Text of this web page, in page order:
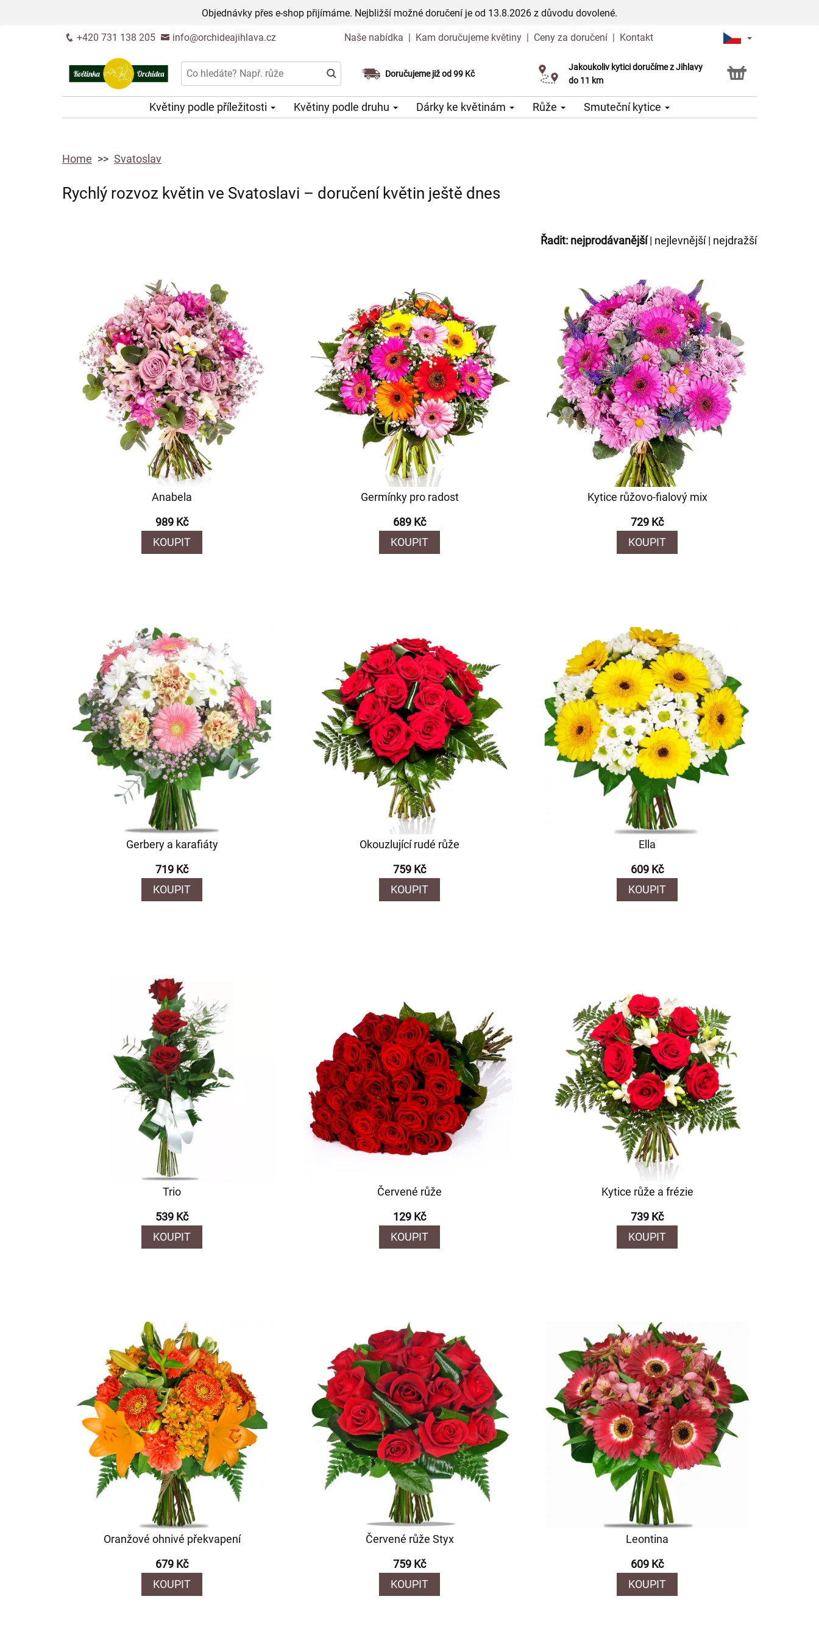
Objednávky přes e-shop přijímáme. Nejbližší možné doručení je od 13.8.2026 z důvodu dovolené.
+420 731 138 205 info@orchideajihlava.cz Naše nabídka | Kam doručujeme květiny | Ceny za doručení | Kontakt
Doručujeme již od 99 Kč
Možný výběr času a dne doručení
Jakoukoliv kytici doručíme z Jihlavy
do 11 km
Možnost vyzvednout v naší květince
Květiny podle příležitosti Květiny podle druhu Dárky ke květinám Růže Smuteční kytice
Home Svatoslav
Rychlý rozvoz květin ve Svatoslavi – doručení květin ještě dnes
Řadit: nejprodávanější| nejlevnější| nejdražší
Anabela
989 Kč
KOUPIT
Germínky pro radost
689 Kč
KOUPIT
Kytice růžovo-fialový mix
729 Kč
KOUPIT
Gerbery a karafiáty
719 Kč
KOUPIT
Okouzlující rudé růže
759 Kč
KOUPIT
Ella
609 Kč
KOUPIT
Trio
539 Kč
KOUPIT
Červené růže
129 Kč
KOUPIT
Kytice růže a frézie
739 Kč
KOUPIT
Oranžové ohnivé překvapení
679 Kč
KOUPIT
Červené růže Styx
759 Kč
KOUPIT
Leontina
609 Kč
KOUPIT